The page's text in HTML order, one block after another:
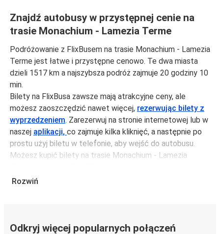
Znajdź autobusy w przystępnej cenie na
trasie Monachium - Lamezia Terme
Podróżowanie z FlixBusem na trasie Monachium - Lamezia
Terme jest łatwe i przystępne cenowo. Te dwa miasta
dzieli 1517 km a najszybsza podróż zajmuje 20 godziny 10
min.
Bilety na FlixBusa zawsze mają atrakcyjne ceny, ale
możesz zaoszczędzić nawet więcej, rezerwując bilety z
wyprzedzeniem. Zarezerwuj na stronie internetowej lub w
naszej aplikacji, co zajmuje kilka kliknięć, a następnie po
prostu użyj biletu w telefonie, aby wejść do autobusu.
Możesz kupić bilety na trasie Monachium - Lamezia
wyprzedzeniem lub na tygodniu, unikając weekendów i
Rozwiń
Odkryj więcej popularnych połączeń